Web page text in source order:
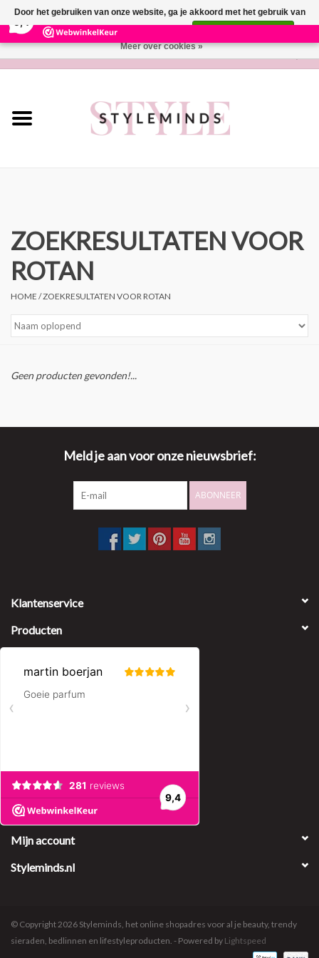
281 Reviews ×
Home
Lifestyle
Cadeaubon
Merken
ZOEKRESULTATEN VOOR
ROTAN
HOME /ZOEKRESULTATEN VOOR ROTAN
Geen producten gevonden!...
Meld je aan voor onze nieuwsbrief:
ABONNEER
Klantenservice
Producten
Mijn account
Styleminds.nl
© Copyright 2026 Styleminds, het online shopadres voor al je beauty, trendy
sieraden, bedlinnen en lifestyleproducten. - Powered by Lightspeed
Door het gebruiken van onze website, ga je akkoord met het gebruik van
cookies om onze website te verbeteren.
Meer over cookies »